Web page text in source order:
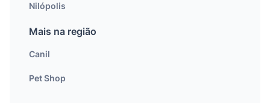
Nilópolis
Mais na região
Canil
Pet Shop